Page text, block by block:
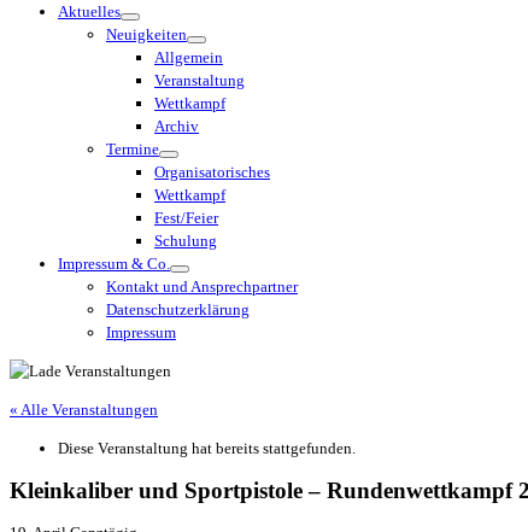
Aktuelles
Neuigkeiten
Allgemein
Veranstaltung
Wettkampf
Archiv
Termine
Organisatorisches
Wettkampf
Fest/Feier
Schulung
Impressum & Co.
Kontakt und Ansprechpartner
Datenschutzerklärung
Impressum
« Alle Veranstaltungen
Diese Veranstaltung hat bereits stattgefunden.
Kleinkaliber und Sportpistole – Rundenwettkampf